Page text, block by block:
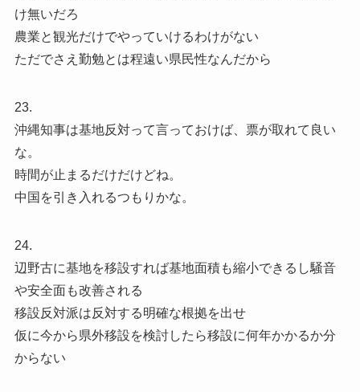
け無いだろ
農業と観光だけでやっていけるわけがない
ただでさえ勤勉とは程遠い県民性なんだから
23.
沖縄知事は基地反対って言っておけば、票が取れて良い
な。
時間が止まるだけだけどね。
中国を引き入れるつもりかな。
24.
辺野古に基地を移設すれば基地面積も縮小できるし騒音
や安全面も改善される
移設反対派は反対する明確な根拠を出せ
仮に今から県外移設を検討したら移設に何年かかるか分
からない